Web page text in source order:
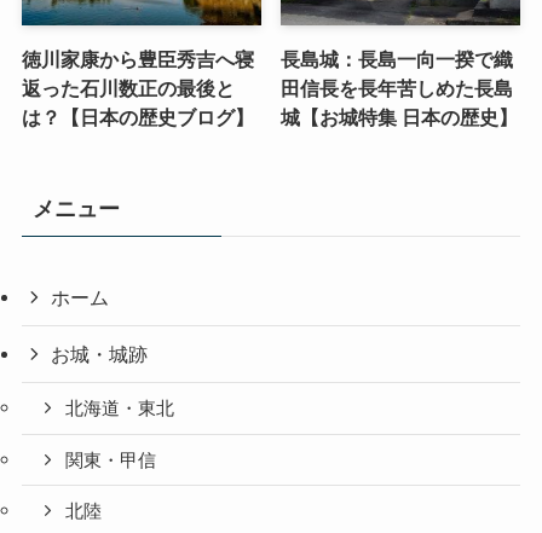
徳川家康から豊臣秀吉へ寝
返った石川数正の最後と
は？【日本の歴史ブログ】
長島城：長島一向一揆で織
田信長を長年苦しめた長島
城【お城特集 日本の歴史】
メニュー
ホーム
お城・城跡
北海道・東北
関東・甲信
北陸